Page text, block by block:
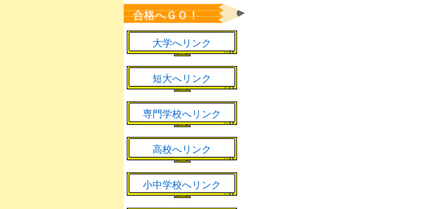
新緑の候、来年の桜の
ために
2026年5月1日
合格へＧＯ！
大学へリンク
短大へリンク
専門学校へリンク
高校へリンク
小中学校へリンク